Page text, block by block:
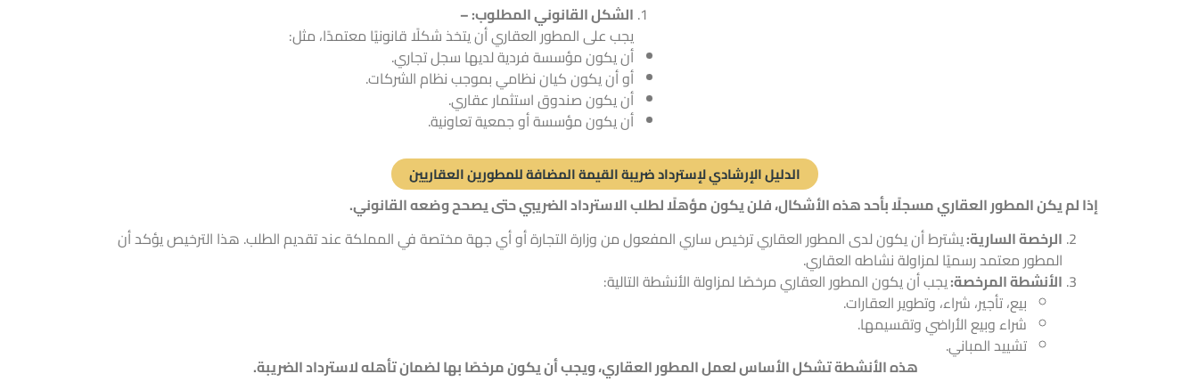
الشكل القانوني المطلوب: –
يجب على المطور العقاري أن يتخذ شكلًا قانونيًا معتمدًا، مثل:
أن يكون مؤسسة فردية لديها سجل تجاري.
أو أن يكون كيان نظامي بموجب نظام الشركات.
أن يكون صندوق استثمار عقاري.
أن يكون مؤسسة أو جمعية تعاونية.
الدليل الإرشادي لإسترداد ضريبة القيمة المضافة للمطورين العقاريين
إذا لم يكن المطور العقاري مسجلًا بأحد هذه الأشكال، فلن يكون مؤهلًا لطلب الاسترداد الضريبي حتى يصحح وضعه القانوني.
الرخصة السارية:يشترط أن يكون لدى المطور العقاري ترخيص ساري المفعول من وزارة التجارة أو أي جهة مختصة في المملكة عند تقديم الطلب. هذا الترخيص يؤكد أن
المطور معتمد رسميًا لمزاولة نشاطه العقاري.
الأنشطة المرخصة:يجب أن يكون المطور العقاري مرخصًا لمزاولة الأنشطة التالية:
بيع، تأجير، شراء، وتطوير العقارات.
شراء وبيع الأراضي وتقسيمها.
تشييد المباني.
هذه الأنشطة تشكل الأساس لعمل المطور العقاري، ويجب أن يكون مرخصًا بها لضمان تأهله لاسترداد الضريبة.